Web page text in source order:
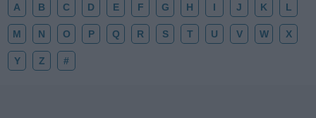
A B C D E F G H I J K L
M N O P Q R S T U V W X
Y Z #